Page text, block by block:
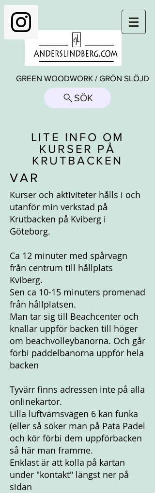
GREEN WOODWORK / GRÖN SLÖJD
SÖK
LITE INFO OM
KURSER PÅ
KRUTBACKEN
VAR
Kurser och aktiviteter hålls i och
utanför min verkstad på
Krutbacken på Kviberg i
Göteborg.
Ca 12 minuter med spårvagn
från centrum till hållplats
Kviberg.
Sen ca 10-15 minuters promenad
från hållplatsen.
Man tar sig till Beachcenter och
knallar uppför backen till höger
om beachvolleybanorna. Och går
förbi paddelbanorna uppför hela
backen
Tyvärr finns adressen inte på alla
onlinekartor.
Lilla luftvärnsvägen 6 kan funka
(eller så söker man på Pata Padel
och kör förbi dem uppförbacken
så här man framme.
Enklast är att kolla på kartan
under "kontakt" längst ner på
sidan